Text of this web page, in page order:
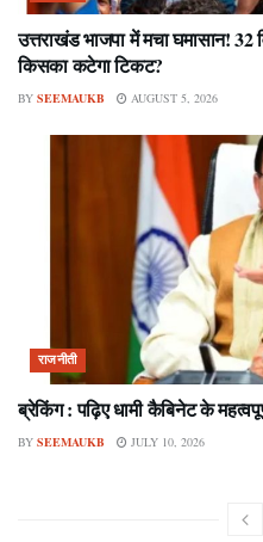
उत्तराखंड भाजपा में मचा घमासान! 32
किसका कटेगा टिकट?
BY SEEMAUKB AUGUST 5, 2026
राजनीती
ब्रेकिंग : पढ़िए धामी कैबिनेट के
BY SEEMAUKB JULY 10, 2026